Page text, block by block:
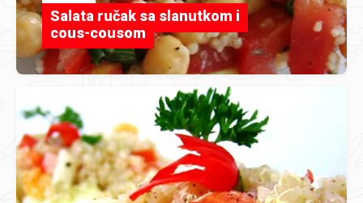
Salata ručak sa slanutkom i
cous-cousom